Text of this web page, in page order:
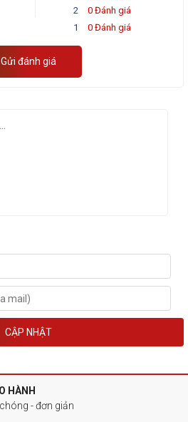
2
0 Đánh giá
1
0 Đánh giá
Gửi đánh giá
CẬP NHẬT
HÀNH
- đơn giản